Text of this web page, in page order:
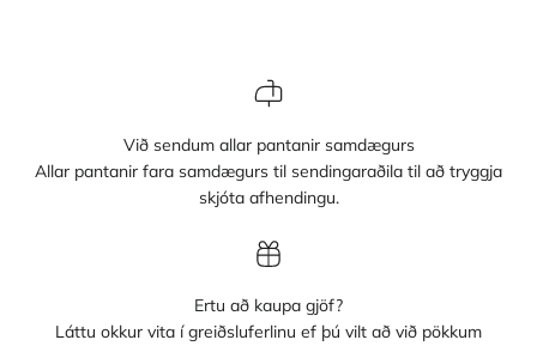
Við sendum allar pantanir samdægurs
Allar pantanir fara samdægurs til sendingaraðila til að tryggja
skjóta afhendingu.
Ertu að kaupa gjöf?
Láttu okkur vita í greiðsluferlinu ef þú vilt að við pökkum